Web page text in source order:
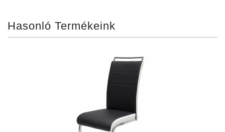
Hasonló Termékeink